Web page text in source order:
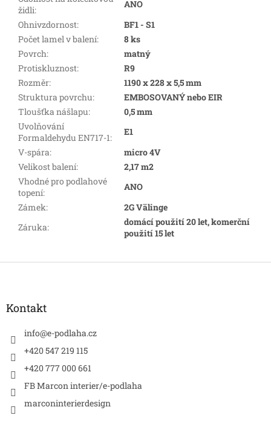
židli:
ANO
Ohnivzdornost:
BF1 - S1
Počet lamel v balení:
8 ks
Povrch:
matný
Protiskluznost:
R9
Rozměr:
1190 x 228 x 5,5 mm
Struktura povrchu:
EMBOSOVANÝ nebo EIR
Tloušťka nášlapu:
0,5 mm
Uvolňování
Formaldehydu EN717-1:
E1
V-spára:
micro 4V
Velikost balení:
2,17 m2
Vhodné pro podlahové
topení:
ANO
Zámek:
2G Välinge
Záruka:
domácí použití 20 let, komerční
použití 15 let
Kontakt
info@e-podlaha.cz
+420 547 219 115
+420 777 000 661
FB Marcon interier/e-podlaha
marconinterierdesign